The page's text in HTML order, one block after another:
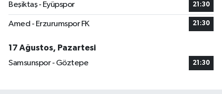
Beşiktaş - Eyüpspor 21:30
Amed - Erzurumspor FK 21:30
17 Ağustos, Pazartesi
Samsunspor - Göztepe
21:30